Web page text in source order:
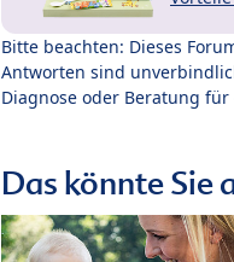
Bitte beachten: Dieses
Antworten sind
Diagnose oder Beratung
Das könnte Sie